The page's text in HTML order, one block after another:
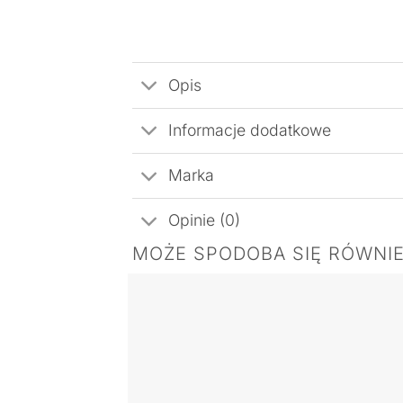
Opis
Informacje dodatkowe
Marka
Opinie (0)
MOŻE SPODOBA SIĘ